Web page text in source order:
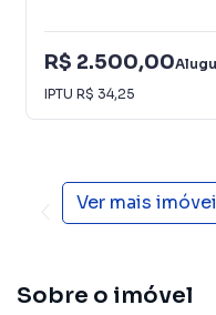
R$ 2.500,00
IPTU R$ 34,25
Ver mais
Sobre o imóvel